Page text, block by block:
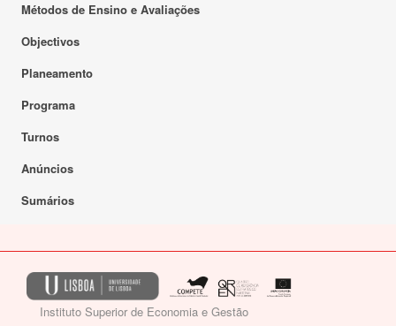
Métodos de Ensino e Avaliações
Objectivos
Planeamento
Programa
Turnos
Anúncios
Sumários
Instituto Superior de Economia e Gestão